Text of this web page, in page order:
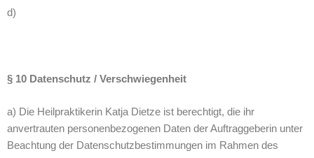
d)
§ 10 Datenschutz / Verschwiegenheit
a) Die Heilpraktikerin Katja Dietze ist berechtigt, die ihr
anvertrauten personenbezogenen Daten der Auftraggeberin unter
Beachtung der Datenschutzbestimmungen im Rahmen des